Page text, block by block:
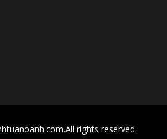
rights reserved.